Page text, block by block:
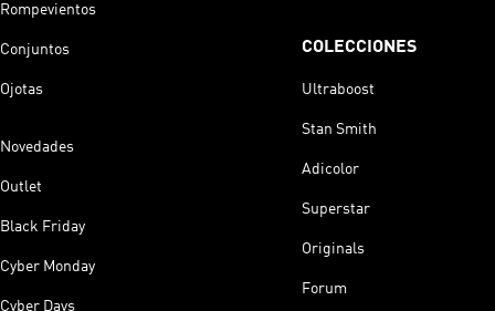
Rompevientos
Conjuntos
Ojotas
Novedades
Outlet
Black Friday
Cyber Monday
Cyber Days
COLECCIONES
Ultraboost
Stan Smith
Adicolor
Superstar
Originals
Forum